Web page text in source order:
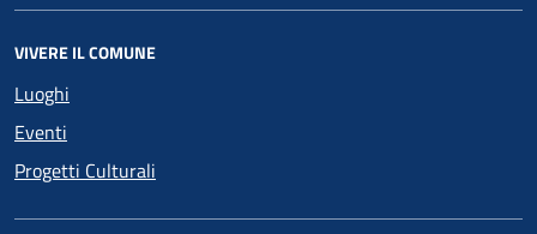
VIVERE IL COMUNE
Luoghi
Eventi
Progetti Culturali